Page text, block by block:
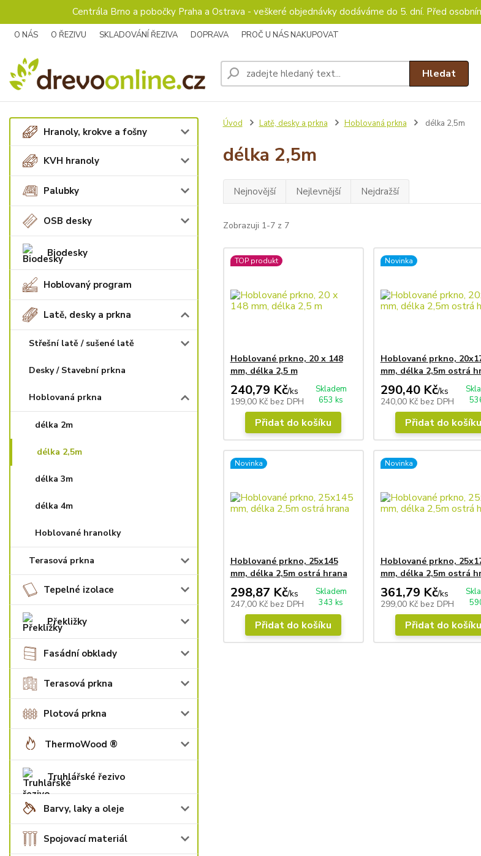
Centrála Brno a pobočky Praha a Ostrava - veškeré objednávky dodáváme do 5. dní. Před
O NÁS O ŘEZIVU SKLADOVÁNÍ ŘEZIVA DOPRAVA PROČ U NÁS NAKUPOVAT
Hledat
Hranoly, krokve a fošny
KVH hranoly
Palubky
OSB desky
Biodesky
Hoblovaný program
Latě, desky a prkna
Střešní latě / sušené latě
Desky / Stavební prkna
Hoblovaná prkna
délka 2m
délka 2,5m
délka 3m
délka 4m
Hoblované hranolky
Terasová prkna
Tepelné izolace
Překližky
Fasádní obklady
Terasová prkna
Plotová prkna
ThermoWood ®
Truhlářské řezivo
Barvy, laky a oleje
Spojovací materiál
Úvod Latě, desky a prkna Hoblovaná prkna délka 2,5m
délka 2,5m
Nejnovější Nejlevnější Nejdražší
Zobrazuji 1-7 z 7
TOP produkt
Hoblované prkno, 20 x 148
mm, délka 2,5 m
240,79 Kč/ks
199,00 Kč bez DPH
Skladem
653 ks
Přidat do košíku
Novinka
Hoblované prkno,
mm, délka 2,5m ostrá
290,40 Kč/ks
240,00 Kč bez DPH
Přidat do košíku
Novinka
Hoblované prkno, 25x145
mm, délka 2,5m ostrá hrana
298,87 Kč/ks
247,00 Kč bez DPH
Skladem
343 ks
Přidat do košíku
Novinka
Hoblované prkno,
mm, délka 2,5m ostrá
361,79 Kč/ks
299,00 Kč bez DPH
Přidat do košíku